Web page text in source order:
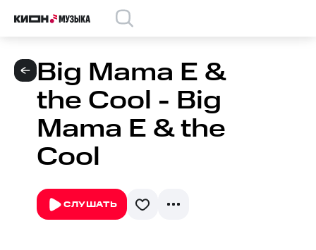
Big Mama E &
the Cool - Big
Mama E & the
Cool
СЛУШАТЬ